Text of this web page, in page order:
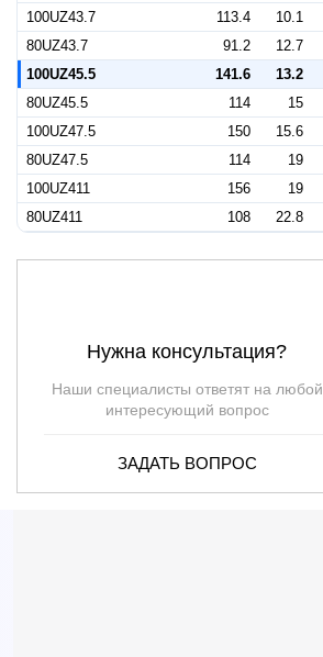
100UZ43.7
113.4 10.1
80UZ43.7
91.2 12.7
100UZ45.5
141.6 13.2
80UZ45.5
114 15
100UZ47.5
150 15.6
80UZ47.5
114 19
100UZ411
156 19
80UZ411
108 22.8
Нужна консультация?
Наши специалисты ответят на любой
интересующий вопрос
ЗАДАТЬ ВОПРОС